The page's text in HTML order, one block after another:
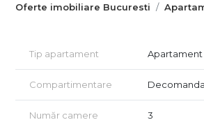
Oferte imobiliare Bucuresti
moderne si atent alese, gata pentru
investitie.
Suprafata utila: 79 mp
Tip apartament Apartament
Compartimentare
Număr camere 3